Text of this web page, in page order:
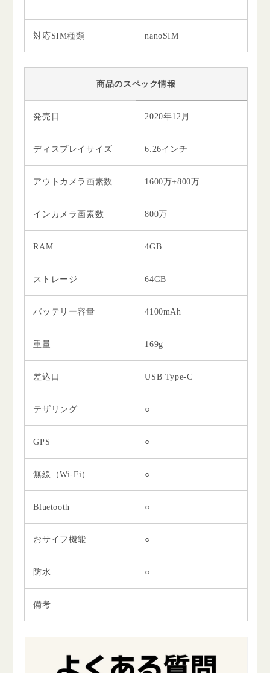
対応SIM種類 nanoSIM
商品のスペック情報
発売日 2020年12月
ディスプレイサイズ 6.26インチ
アウトカメラ画素数 1600万+800万
インカメラ画素数 800万
RAM 4GB
ストレージ 64GB
バッテリー容量 4100mAh
重量 169g
差込口 USB Type-C
テザリング ○
GPS ○
無線（Wi-Fi） ○
Bluetooth ○
おサイフ機能 ○
防水 ○
備考